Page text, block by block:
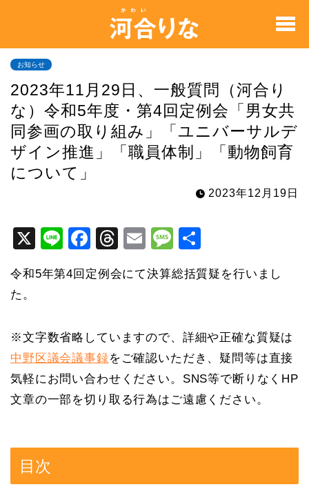
お知らせ
2023年11月29日、一般質問（河合り
な）令和5年度・第4回定例会「男女共
同参画の取り組み」「ユニバーサルデ
ザイン推進」「職員体制」「動物飼育
について」
2023年12月19日
X
Li
e
F
c
b
o
o
k
T
e
d
s
E
ai
M
s
a
g
e
令和5年第4回定例会にて決算総括質疑を行いまし
た。
※文字数省略していますので、詳細や正確な質疑は
中野区議会議事録をご確認いただき、疑問等は直接
気軽にお問い合わせください。SNS等で断りなくHP
文章の一部を切り取る行為はご遠慮ください。
目次